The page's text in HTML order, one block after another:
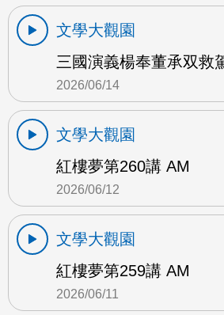
文學大觀園
三國演義楊奉董承双救
2026/06/14
文學大觀園
紅樓夢第260講 AM
2026/06/12
文學大觀園
紅樓夢第259講 AM
2026/06/11